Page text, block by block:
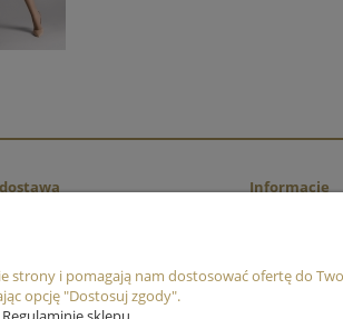
Informacje
Newsletter
strony i pomagają nam dostosować ofertę do
opcję "Dostosuj zgody".